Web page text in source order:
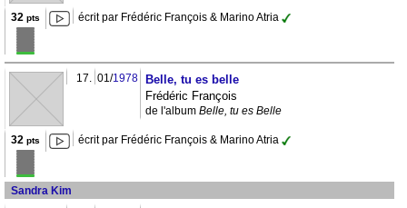
32 pts écrit par Frédéric François & Marino Atria
17. 01/1978
Belle, tu es belle
Frédéric François
de l'album Belle, tu es Belle
32 pts écrit par Frédéric François & Marino Atria
Sandra Kim